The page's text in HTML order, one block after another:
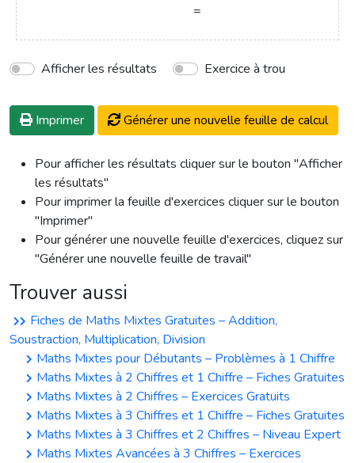
=
Afficher les résultats Exercice à trou
Imprimer Générer une nouvelle feuille de calcul
Pour afficher les résultats cliquer sur le bouton "Afficher
les résultats"
Pour imprimer la feuille d'exercices cliquer sur le bouton
"Imprimer"
Pour générer une nouvelle feuille d'exercices, cliquez sur
"Générer une nouvelle feuille de travail"
Trouver aussi
Fiches de Maths Mixtes Gratuites – Addition,
Soustraction, Multiplication, Division
Maths Mixtes pour Débutants – Problèmes à 1 Chiffre
Maths Mixtes à 2 Chiffres et 1 Chiffre – Fiches Gratuites
Maths Mixtes à 2 Chiffres – Exercices Gratuits
Maths Mixtes à 3 Chiffres et 1 Chiffre – Fiches Gratuites
Maths Mixtes à 3 Chiffres et 2 Chiffres – Niveau Expert
Maths Mixtes Avancées à 3 Chiffres – Exercices